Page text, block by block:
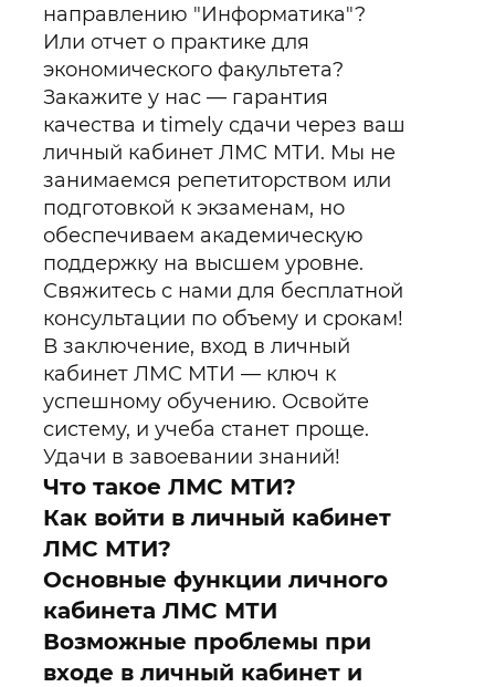
направлению "Информатика"?
Или отчет о практике для
экономического факультета?
Закажите у нас — гарантия
качества и timely сдачи через ваш
личный кабинет ЛМС МТИ. Мы не
занимаемся репетиторством или
подготовкой к экзаменам, но
обеспечиваем академическую
поддержку на высшем уровне.
Свяжитесь с нами для бесплатной
консультации по объему и срокам!
В заключение, вход в личный
кабинет ЛМС МТИ — ключ к
успешному обучению. Освойте
систему, и учеба станет проще.
Удачи в завоевании знаний!
Что такое ЛМС МТИ?
Как войти в личный кабинет
ЛМС МТИ?
Основные функции личного
кабинета ЛМС МТИ
Возможные проблемы при
входе в личный кабинет и